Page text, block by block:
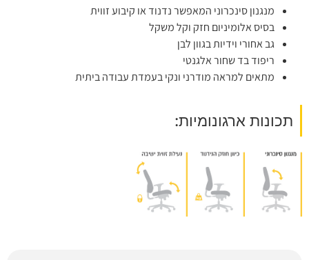
מנגנון סינכרוני המאפשר נדנוד או קיבוע זווית
בסיס אלומיניום חזק וקל משקל
גב אחורי וידיות בגוון לבן
ריפוד בד שחור אלגנטי
מתאים למראה מודרני ונקי בעמדת עבודה ביתית
תכונות ארגונומיות: